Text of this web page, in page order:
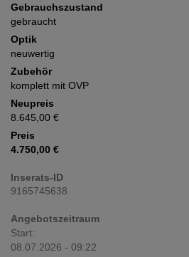
Gebrauchszustand
gebraucht
Optik
neuwertig
Zubehör
komplett mit OVP
Neupreis
8.645,00 €
Preis
4.750,00 €
Inserats-ID
9165745638
Angebotszeitraum
Start:
08.07.2026 - 09:22